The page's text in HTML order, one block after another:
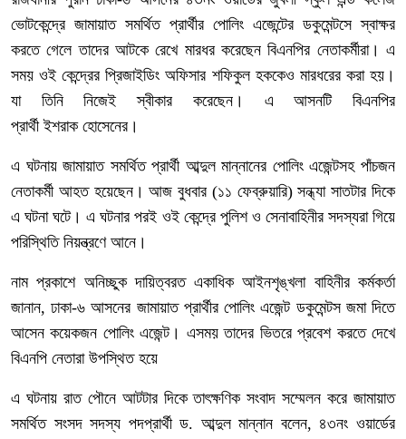
ভোটকেন্দ্রে জামায়াত সমর্থিত প্রার্থীর পোলিং এজেন্টের ডকুমেন্টসে স্বাক্ষর
করতে গেলে তাদের আটকে রেখে মারধর করেছেন বিএনপির নেতাকর্মীরা। এ
সময় ওই কেন্দ্রের প্রিজাইডিং অফিসার শফিকুল হককেও মারধরের করা হয়।
যা তিনি নিজেই স্বীকার করেছেন। এ আসনটি বিএনপির
প্রার্থী ইশরাক হোসেনের।
এ ঘটনায় জামায়াত সমর্থিত প্রার্থী আব্দুল মান্নানের পোলিং এজেন্টসহ পাঁচজন
নেতাকর্মী আহত হয়েছেন। আজ বুধবার (১১ ফেব্রুয়ারি) সন্ধ্যা সাতটার দিকে
এ ঘটনা ঘটে। এ ঘটনার পরই ওই কেন্দ্রে পুলিশ ও সেনাবাহিনীর সদস্যরা গিয়ে
পরিস্থিতি নিয়ন্ত্রণে আনে।
নাম প্রকাশে অনিচ্ছুক দায়িত্বরত একাধিক আইনশৃঙ্খলা বাহিনীর কর্মকর্তা
জানান, ঢাকা-৬ আসনের জামায়াত প্রার্থীর পোলিং এজেন্ট ডকুমেন্টস জমা দিতে
আসেন কয়েকজন পোলিং এজেন্ট। এসময় তাদের ভিতরে প্রবেশ করতে দেখে
বিএনপি নেতারা উপস্থিত হয়ে
এ ঘটনায় রাত পৌনে আটটার দিকে তাৎক্ষণিক সংবাদ সম্মেলন করে জামায়াত
সমর্থিত সংসদ সদস্য পদপ্রার্থী ড. আব্দুল মান্নান বলেন, ৪৩নং ওয়ার্ডের